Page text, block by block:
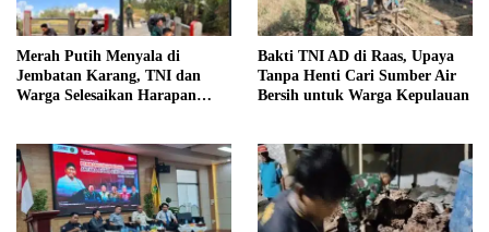
Merah Putih Menyala di
Jembatan Karang, TNI dan
Warga Selesaikan Harapan
Bakti TNI AD di Raas, Upaya
Tanpa Henti Cari Sumber Air
Bersih untuk Warga Kepulauan